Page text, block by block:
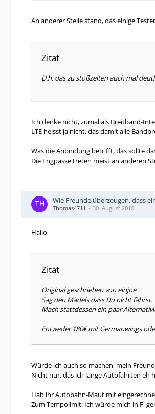
An anderer Stelle stand, das einige
Zitat
D.h. das zu stoßzeiten auch mal
Ich denke nicht, zumal als Breitband-
LTE heisst ja nicht, das damit alle
Was die Anbindung betrifft, das sollte
Die Engpässe treten meist an anderen
Wie Freunde überzeugen, dass
Thomas4711 30. August 2010
Hallo,
Zitat
Original geschrieben von einjoe
Sag den Mädels dass Du nicht fährst.
Mach stattdessen ein paar
Entweder 180€ mit Germanwings
Würde ich auch so machen, mein
Nicht nur, das ich lange Autofahrten eh
Hab ihr Autobahn-Maut mit
Zum Tempolimit: Ich würde mich in F,